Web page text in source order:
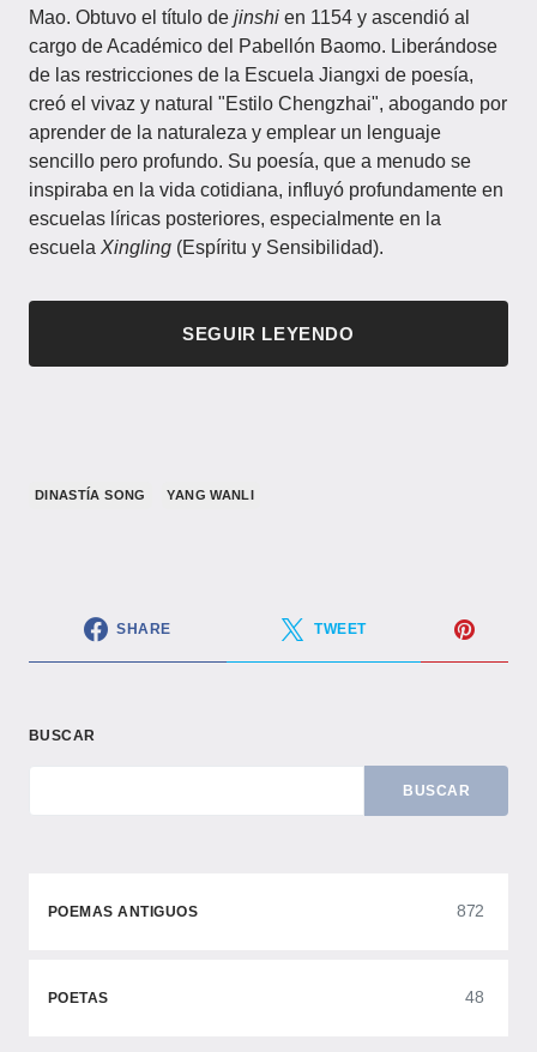
Mao. Obtuvo el título de jinshi en 1154 y ascendió al
cargo de Académico del Pabellón Baomo. Liberándose
de las restricciones de la Escuela Jiangxi de poesía,
creó el vivaz y natural "Estilo Chengzhai", abogando por
aprender de la naturaleza y emplear un lenguaje
sencillo pero profundo. Su poesía, que a menudo se
inspiraba en la vida cotidiana, influyó profundamente en
escuelas líricas posteriores, especialmente en la
escuela Xingling (Espíritu y Sensibilidad).
SEGUIR LEYENDO
​DINASTÍA SONG​ YANG WANLI
SHARE TWEET
BUSCAR
BUSCAR
POEMAS ANTIGUOS 872
POETAS 48